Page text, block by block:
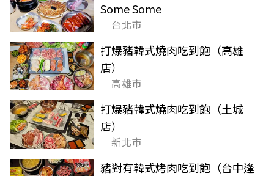
Some Some
台北市
打爆豬韓式燒肉吃到飽（高雄
店）
高雄市
打爆豬韓式燒肉吃到飽（土城
店）
新北市
豬對有韓式烤肉吃到飽（台中逢